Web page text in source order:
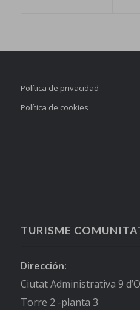
Política de privacidad
Política de cookies
TURISME
Dirección:
Ciutat Administrativa 9
Torre 2 -planta 3